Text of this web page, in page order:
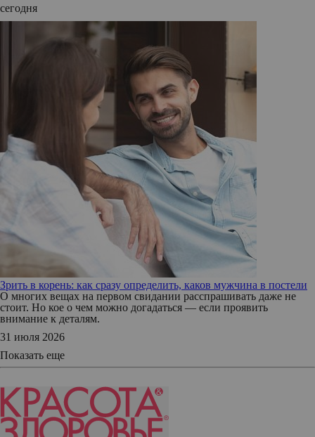
сегодня
Зрить в корень: как сразу определить, каков мужчина в постели
О многих вещах на первом свидании расспрашивать даже не
стоит. Но кое о чем можно догадаться — если проявить
внимание к деталям.
31 июля 2026
Показать еще